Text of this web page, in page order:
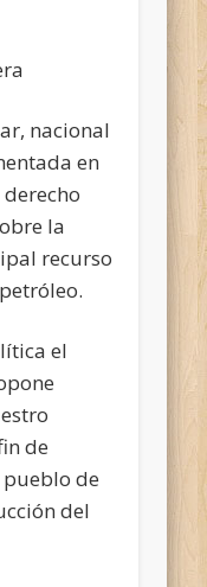
nacional
en
la
recurso
el
de
de
del